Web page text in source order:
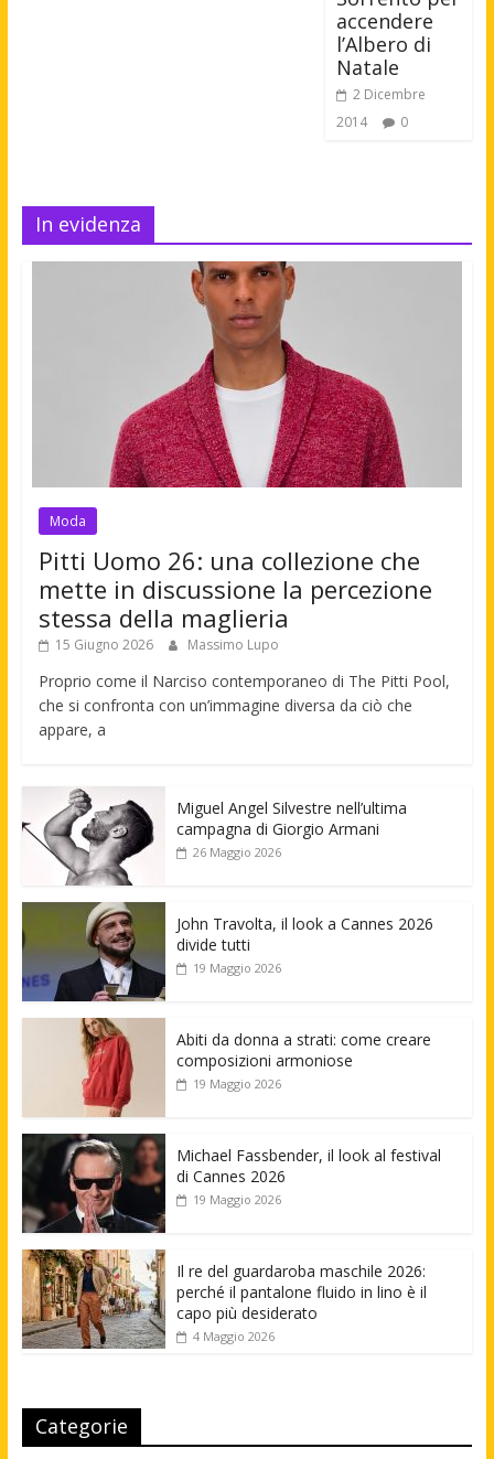
accendere
l’Albero di
Natale
2 Dicembre
2014
0
In evidenza
Moda
Pitti Uomo 26: una collezione che
mette in discussione la percezione
stessa della maglieria
15 Giugno 2026 Massimo Lupo
Proprio come il Narciso contemporaneo di The Pitti Pool,
che si confronta con un’immagine diversa da ciò che
appare, a
Miguel Angel Silvestre nell’ultima
campagna di Giorgio Armani
26 Maggio 2026
John Travolta, il look a Cannes 2026
divide tutti
19 Maggio 2026
Abiti da donna a strati: come creare
composizioni armoniose
19 Maggio 2026
Michael Fassbender, il look al festival
di Cannes 2026
19 Maggio 2026
Il re del guardaroba maschile 2026:
perché il pantalone fluido in lino è il
capo più desiderato
4 Maggio 2026
Categorie